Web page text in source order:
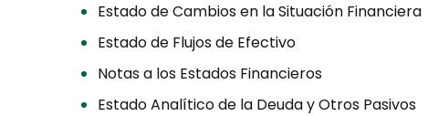
Estado de Cambios en la Situación Financiera
Estado de Flujos de Efectivo
Notas a los Estados Financieros
Estado Analítico de la Deuda y Otros Pasivos